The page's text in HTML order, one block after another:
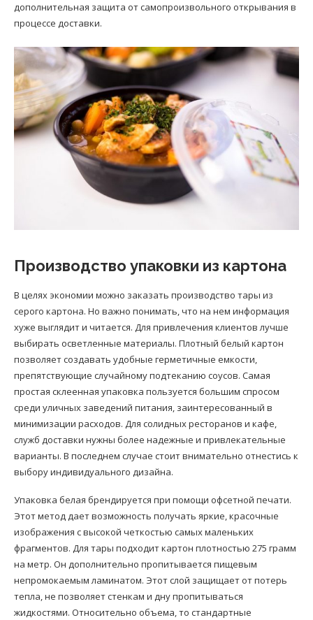
дополнительная защита от самопроизвольного открывания в
процессе доставки.
Производство упаковки из картона
В целях экономии можно заказать производство тары из
серого картона. Но важно понимать, что на нем информация
хуже выглядит и читается. Для привлечения клиентов лучше
выбирать осветленные материалы. Плотный белый картон
позволяет создавать удобные герметичные емкости,
препятствующие случайному подтеканию соусов. Самая
простая склеенная упаковка пользуется большим спросом
среди уличных заведений питания, заинтересованный в
минимизации расходов. Для солидных ресторанов и кафе,
служб доставки нужны более надежные и привлекательные
варианты. В последнем случае стоит внимательно отнестись к
выбору индивидуального дизайна.
Упаковка белая брендируется при помощи офсетной печати.
Этот метод дает возможность получать яркие, красочные
изображения с высокой четкостью самых маленьких
фрагментов. Для тары подходит картон плотностью 275 грамм
на метр. Он дополнительно пропитывается пищевым
непромокаемым ламинатом. Этот слой защищает от потерь
тепла, не позволяет стенкам и дну пропитываться
жидкостями. Относительно объема, то стандартные